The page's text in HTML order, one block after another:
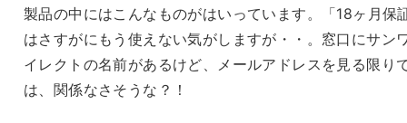
製品の中にはこんなものがはいっています。「18ヶ月保
はさすがにもう使えない気がしますが・・。窓口にサン
イレクトの名前があるけど、メールアドレスを見る限り
は、関係なさそうな？！